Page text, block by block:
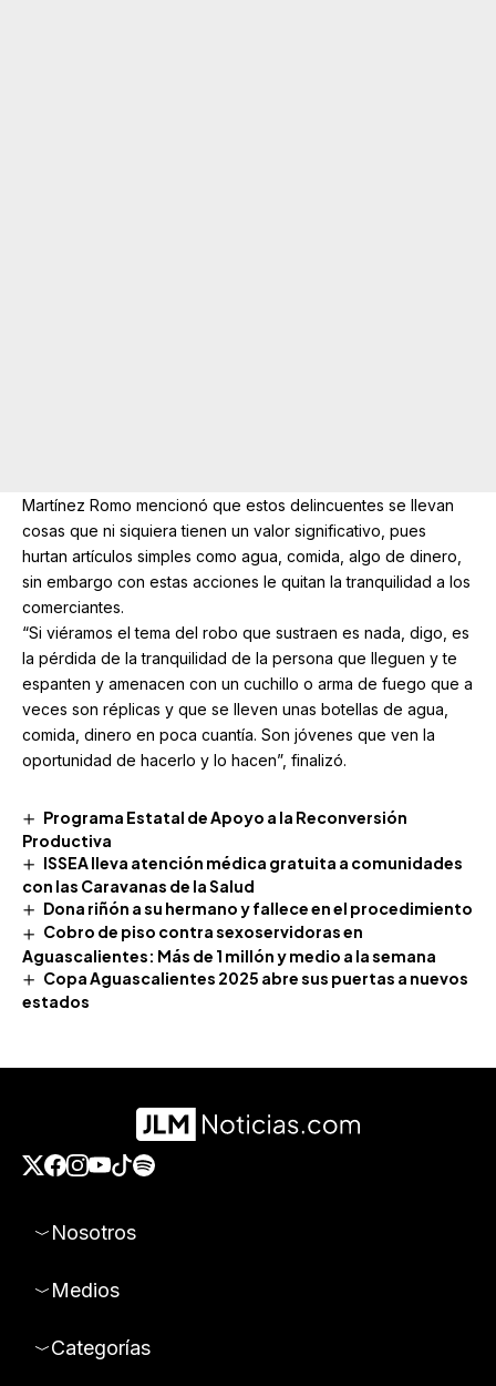
Martínez Romo mencionó que estos delincuentes se llevan
cosas que ni siquiera tienen un valor significativo, pues
hurtan artículos simples como agua, comida, algo de dinero,
sin embargo con estas acciones le quitan la tranquilidad a los
comerciantes.
“Si viéramos el tema del robo que sustraen es nada, digo, es
la pérdida de la tranquilidad de la persona que lleguen y te
espanten y amenacen con un cuchillo o arma de fuego que a
veces son réplicas y que se lleven unas botellas de agua,
comida, dinero en poca cuantía. Son jóvenes que ven la
oportunidad de hacerlo y lo hacen”, finalizó.
Programa Estatal de Apoyo a la Reconversión
Productiva
ISSEA lleva atención médica gratuita a comunidades
con las Caravanas de la Salud
Dona riñón a su hermano y fallece en el procedimiento
Cobro de piso contra sexoservidoras en
Aguascalientes: Más de 1 millón y medio a la semana
Copa Aguascalientes 2025 abre sus puertas a nuevos
estados
Nosotros
Medios
Categorías